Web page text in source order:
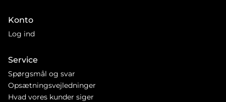
Konto
Log ind
Service
Spørgsmål og svar
Opsætningsvejledninger
Hvad vores kunder siger